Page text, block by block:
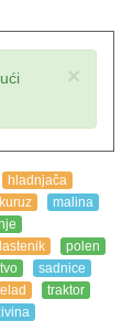
×
hladnjača
malina
polen
sadnice
traktor